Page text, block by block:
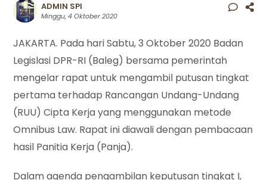
ADMIN SPI
Minggu, 4 Oktober 2020
JAKARTA. Pada hari Sabtu, 3 Oktober 2020 Badan
Legislasi DPR-RI (Baleg) bersama pemerintah
mengelar rapat untuk mengambil putusan tingkat
pertama terhadap Rancangan Undang-Undang
(RUU) Cipta Kerja yang menggunakan metode
Omnibus Law. Rapat ini diawali dengan pembacaan
hasil Panitia Kerja (Panja).
Dalam agenda pengambilan keputusan tingkat I,